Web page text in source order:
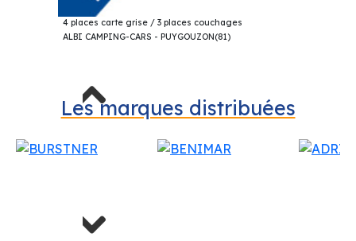
CHALLENGER 101 PROFILÉ 2003
4 places carte grise / 3 places couchages
ALBI CAMPING-CARS - PUYGOUZON(81)
Les marques distribuées
Previous